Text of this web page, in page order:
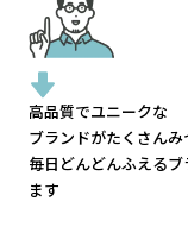
高品質でユニークな
ブランドがたくさんみ
毎日どんどんふえるブ
ます